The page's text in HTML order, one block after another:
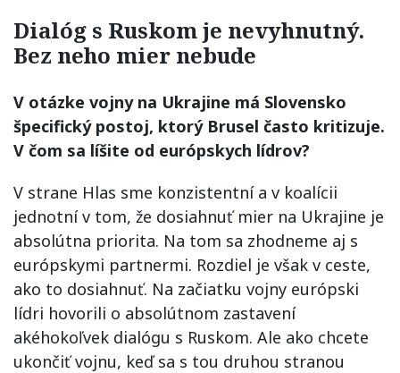
Dialóg s Ruskom je nevyhnutný.
Bez neho mier nebude
V otázke vojny na Ukrajine má Slovensko
špecifický postoj, ktorý Brusel často kritizuje.
V čom sa líšite od európskych lídrov?
V strane Hlas sme konzistentní a v koalícii
jednotní v tom, že dosiahnuť mier na Ukrajine je
absolútna priorita. Na tom sa zhodneme aj s
európskymi partnermi. Rozdiel je však v ceste,
ako to dosiahnuť. Na začiatku vojny európski
lídri hovorili o absolútnom zastavení
akéhokoľvek dialógu s Ruskom. Ale ako chcete
ukončiť vojnu, keď sa s tou druhou stranou